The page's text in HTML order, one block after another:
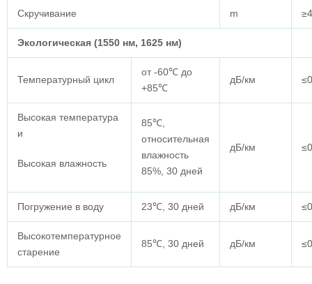
Скручивание m ≥4
Экологическая (1550 нм, 1625 нм)
Температурный цикл
от -60℃ до
+85℃
дБ/км
Высокая температура
и
Высокая влажность
85℃,
относительная
влажность
85%, 30 дней
дБ/км
Погружение в воду 23℃, 30 дней дБ/км
Высокотемпературное
старение
85℃, 30 дней дБ/км